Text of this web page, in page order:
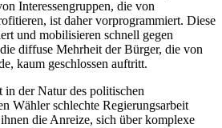
Interessengruppen, die von
ist daher vorprogrammiert. Diese
und mobilisieren schnell gegen
diffuse Mehrheit der Bürger, die von
kaum geschlossen auftritt.
der Natur des politischen
Wähler schlechte Regierungsarbeit
die Anreize, sich über komplexe